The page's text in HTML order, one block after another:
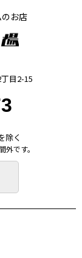
お店
⽬2-15
除く
です。